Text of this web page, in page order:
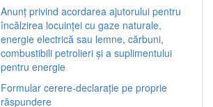
Anunț privind acordarea ajutorului pentru
încălzirea locuinței cu gaze naturale,
energie electrică sau lemne, cărbuni,
combustibili petrolieri și a suplimentului
pentru energie
Formular cerere-declarație pe proprie
răspundere